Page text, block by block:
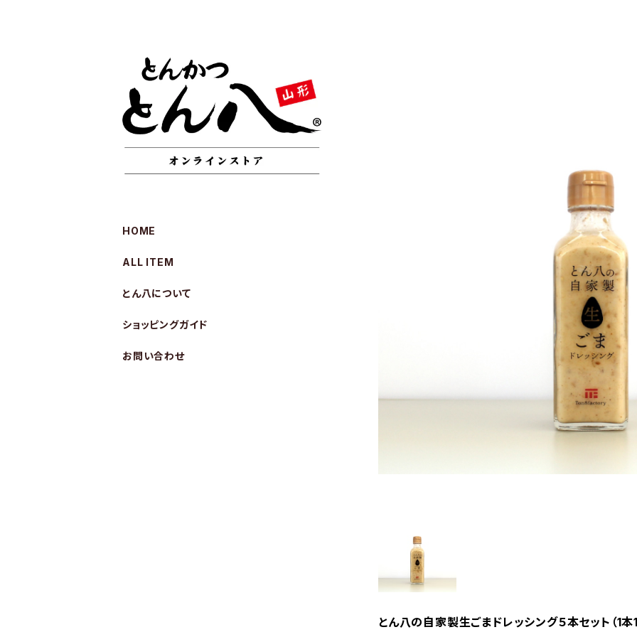
とん八の自家製生ごまドレッシング５本セット（1
HOME
ALL ITEM
とん八について
ショッピングガイド
お問い合わせ